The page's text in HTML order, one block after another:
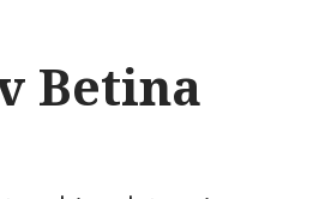
Betina